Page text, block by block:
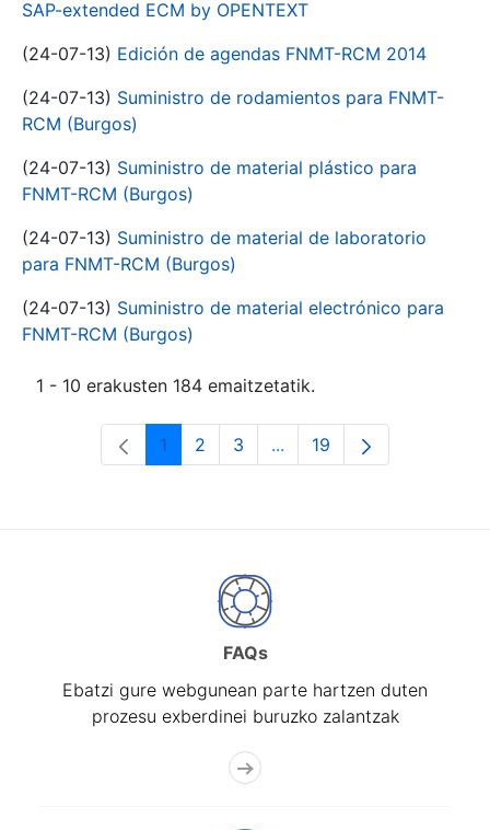
SAP-extended ECM by OPENTEXT
(24-07-13) Edición de agendas FNMT-RCM 2014
(24-07-13) Suministro de rodamientos para FNMT-
RCM (Burgos)
(24-07-13) Suministro de material plástico para
FNMT-RCM (Burgos)
(24-07-13) Suministro de material de laboratorio
para FNMT-RCM (Burgos)
(24-07-13) Suministro de material electrónico para
FNMT-RCM (Burgos)
1 - 10 erakusten 184 emaitzetatik.
Orrialdea
1 Orrialdea
2 Orrialdea
3 ...Intermediate Pages Use
Orrialdea
19
FAQs
Ebatzi gure webgunean parte hartzen duten
prozesu exberdinei buruzko zalantzak